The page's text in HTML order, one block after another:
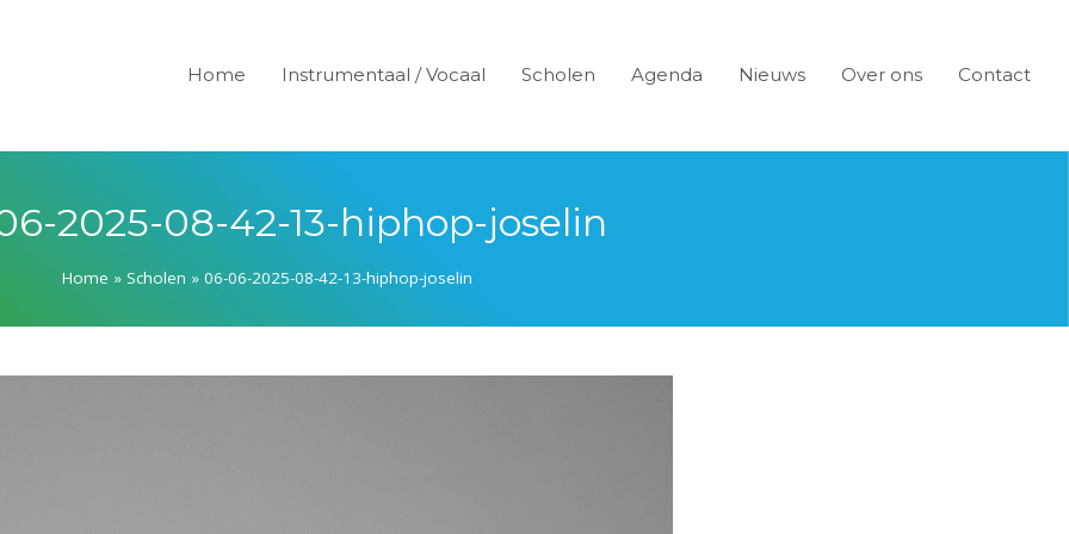
Home Instrumentaal / Vocaal Scholen Agenda Nieuws Over ons Contact
2025-08-42-13-hiphop-joselin
Home » Scholen » 06-06-2025-08-42-13-hiphop-joselin